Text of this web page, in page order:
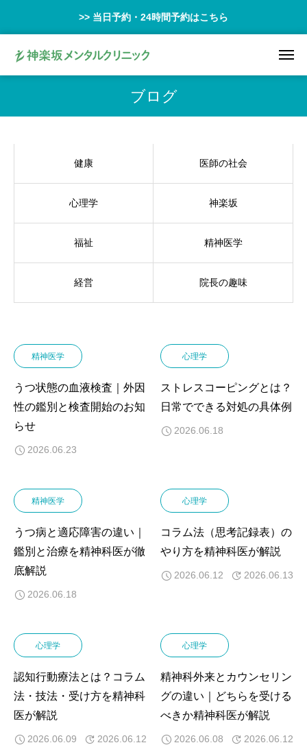
>> 当日予約・24時間予約はこちら
ブログ
健康 医師の社会
心理学 神楽坂
福祉 精神医学
経営 院長の趣味
精神医学
うつ状態の血液検査｜外因
性の鑑別と検査開始のお知
らせ
2026.06.23
心理学
ストレスコーピングとは？
日常でできる対処の具体例
2026.06.18
精神医学
うつ病と適応障害の違い｜
鑑別と治療を精神科医が徹
底解説
2026.06.18
心理学
コラム法（思考記録表）の
やり方を精神科医が解説
2026.06.12 2026.06.13
心理学
認知行動療法とは？コラム
法・技法・受け方を精神科
医が解説
2026.06.09 2026.06.12
心理学
精神科外来とカウンセリン
グの違い｜どちらを受ける
べきか精神科医が解説
2026.06.08 2026.06.12